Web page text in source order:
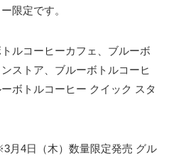
限定です。
ルコーヒーカフェ、ブルーボ
ストア、ブルーボトルコーヒ
ボトルコーヒー クイック スタ
月4日（木）数量限定発売 グル